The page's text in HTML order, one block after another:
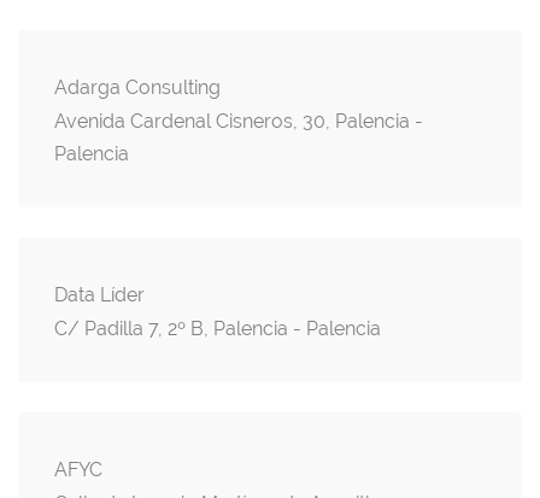
Adarga Consulting
Avenida Cardenal Cisneros, 30, Palencia -
Palencia
Data Líder
C/ Padilla 7, 2º B, Palencia - Palencia
AFYC